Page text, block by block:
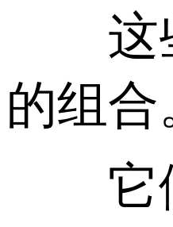
这些
的组合
它们